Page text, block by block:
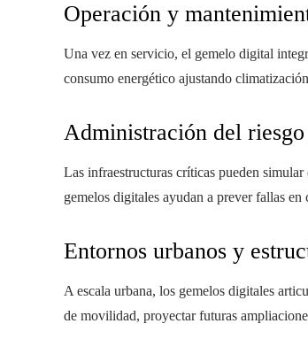
Operación y
Una vez en servicio, el gemelo digital
consumo energético ajustando
Administración del
Las infraestructuras críticas pueden
gemelos digitales ayudan a prever fallas
Entornos urbanos y
A escala urbana, los gemelos digitales
de movilidad, proyectar futuras